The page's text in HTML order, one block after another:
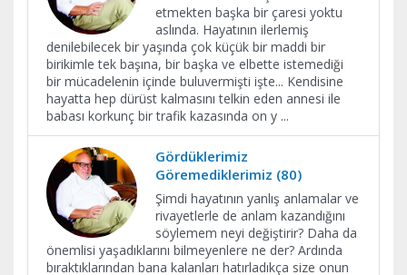
etmekten başka bir çaresi yoktu
aslında. Hayatının ilerlemiş
denilebilecek bir yaşında çok küçük bir maddi bir
birikimle tek başına, bir başka ve elbette istemediği
bir mücadelenin içinde buluvermişti işte... Kendisine
hayatta hep dürüst kalmasını telkin eden annesi ile
babası korkunç bir trafik kazasında on y ...
Gördüklerimiz
Göremediklerimiz (80)
Şimdi hayatının yanlış anlamalar ve
rivayetlerle de anlam kazandığını
söylemem neyi değiştirir? Daha da
önemlisi yaşadıklarını bilmeyenlere ne der? Ardında
bıraktıklarından bana kalanları hatırladıkça size onun